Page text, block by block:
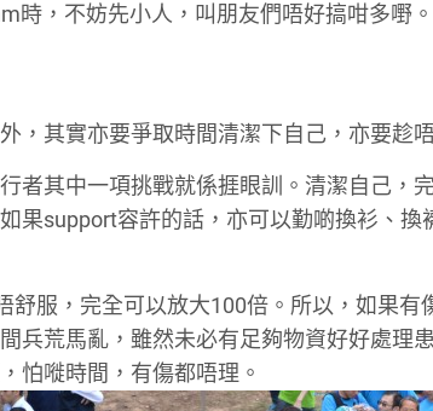
時，不妨先小人，叫朋友們唔好搞咁多嘢
，其實亦要爭取時間清潔下自己，亦要趁
者其中一項挑戰就係捱眼訓。清潔自己，
果support容許的話，亦可以勤啲換衫、換
舒服，完全可以放大100倍。所以，如果
兵荒馬亂，雖然未必有足夠物資好好處理
怕嘥時間，有傷都唔理。